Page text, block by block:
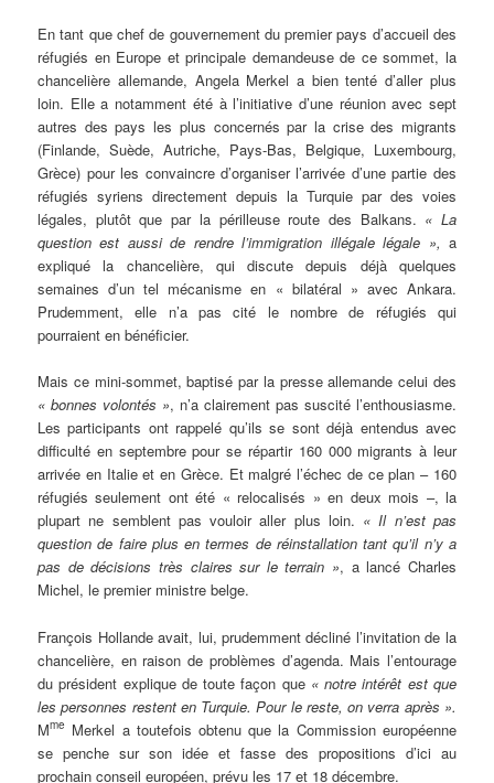
En tant que chef de gouvernement du premier pays d’accueil des
réfugiés en Europe et principale demandeuse de ce sommet, la
chancelière allemande, Angela Merkel a bien tenté d’aller plus
loin. Elle a notamment été à l’initiative d’une réunion avec sept
autres des pays les plus concernés par la crise des migrants
(Finlande, Suède, Autriche, Pays-Bas, Belgique, Luxembourg,
Grèce) pour les convaincre d’organiser l’arrivée d’une partie des
réfugiés syriens directement depuis la Turquie par des voies
légales, plutôt que par la périlleuse route des Balkans. « La
question est aussi de rendre l’immigration illégale légale », a
expliqué la chancelière, qui discute depuis déjà quelques
semaines d’un tel mécanisme en « bilatéral » avec Ankara.
Prudemment, elle n’a pas cité le nombre de réfugiés qui
pourraient en bénéficier.
Mais ce mini-sommet, baptisé par la presse allemande celui des
« bonnes volontés », n’a clairement pas suscité l’enthousiasme.
Les participants ont rappelé qu’ils se sont déjà entendus avec
difficulté en septembre pour se répartir 160 000 migrants à leur
arrivée en Italie et en Grèce. Et malgré l’échec de ce plan – 160
réfugiés seulement ont été « relocalisés » en deux mois –, la
plupart ne semblent pas vouloir aller plus loin. « Il n’est pas
question de faire plus en termes de réinstallation tant qu’il n’y a
pas de décisions très claires sur le terrain », a lancé Charles
Michel, le premier ministre belge.
François Hollande avait, lui, prudemment décliné l’invitation de la
chancelière, en raison de problèmes d’agenda. Mais l’entourage
du président explique de toute façon que « notre intérêt est que
les personnes restent en Turquie. Pour le reste, on verra après ».
Mme Merkel a toutefois obtenu que la Commission européenne
se penche sur son idée et fasse des propositions d’ici au
prochain conseil européen, prévu les 17 et 18 décembre.